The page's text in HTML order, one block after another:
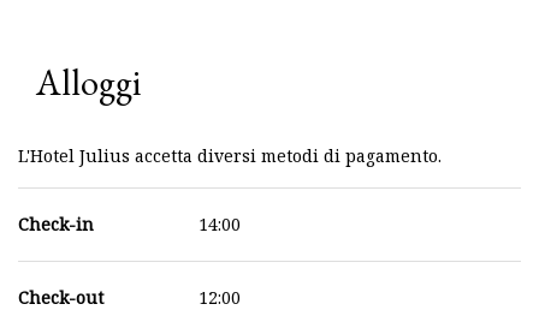
Alloggi
L'Hotel Julius accetta diversi metodi di pagamento.
Check-in 14:00
Check-out 12:00